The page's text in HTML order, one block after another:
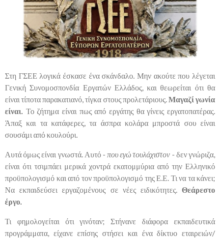
Στη ΓΣΕΕ λογικά έσκασε ένα σκάνδαλο. Μην ακούτε που λέγεται
Γενική Συνομοσπονδία Εργατών Ελλάδος, και θεωρείται ότι θα
είναι τίποτα παρακατιανό, τίγκα στους προλετάριους. Μαγαζί γωνία
είναι. Το ζήτημα είναι πως από εργάτης θα γίνεις εργατοπατέρας.
Άπαξ και τα κατάφερες, τα άσπρα κολάρα μπροστά σου είναι
σουσάμι από κουλούρι.
Αυτά όμως είναι γνωστά. Αυτό -που εγώ τουλάχιστον - δεν γνώριζα,
είναι ότι τσιμπάει μερικά χοντρά εκατομμύρια από την Ελληνικό
προϋπολογισμό και από τον προϋπολογισμό της Ε.Ε. Τι να τα κάνει;
Να εκπαιδεύσει εργαζομένους σε νέες ειδικότητες. Θεάρεστο
έργο.
Τι φημολογείται ότι γινόταν; Στήνανε διάφορα εκπαιδευτικά
προγράμματα, είχανε επίσης στήσει και ένα δίκτυο εταιρειών/